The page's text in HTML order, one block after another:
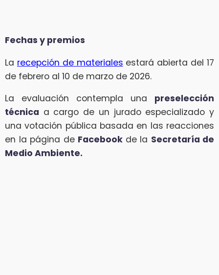
Fechas y premios
La recepción de materiales estará abierta del 17
de febrero al 10 de marzo de 2026.
La evaluación contempla una preselección
técnica a cargo de un jurado especializado y
una votación pública basada en las reacciones
en la página de Facebook de la Secretaría de
Medio Ambiente.